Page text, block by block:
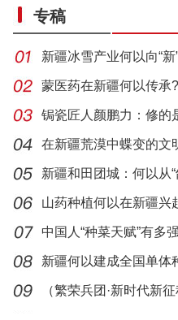
侨乡故事 | 新疆吐鲁番
专稿
新疆冰雪产业何以向“新
蒙医药在新疆何以传承?
锔瓷匠人颜鹏力：修的
在新疆荒漠中蝶变的文
新疆和田团城：何以从
山药种植何以在新疆兴
中国人“种菜天赋”有多
新疆何以建成全国单体
基地
（繁荣兵团·新时代新